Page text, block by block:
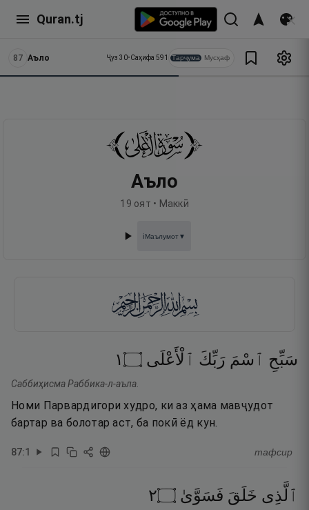
Quran.tj
87 Аъло Ҷуз 30•Саҳифа 591 Тарҷума Мусҳаф
Аъло
19 оят • Маккӣ
ℹ️Маълумот▼
سَبِّحِ ٱسْمَ رَبِّكَ ٱلْأَعْلَى ۝١
Саббиҳисма Раббика-л-аъла.
Номи Парвардигори худро, ки аз ҳама мавҷудот
бартар ва болотар аст, ба покӣ ёд кун.
87:1 тафсир
ٱلَّذِى خَلَقَ فَسَوَّىٰ ۝٢